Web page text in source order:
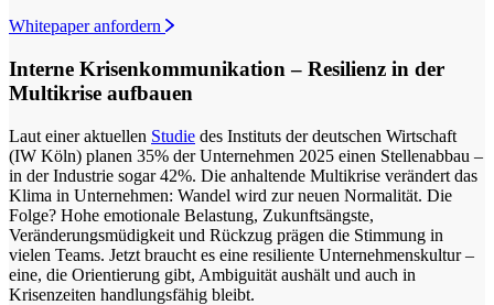
Whitepaper anfordern
Interne Krisenkommunikation – Resilienz in der
Multikrise aufbauen
Laut einer aktuellen Studie des Instituts der deutschen Wirtschaft
(IW Köln) planen 35% der Unternehmen 2025 einen Stellenabbau –
in der Industrie sogar 42%. Die anhaltende Multikrise verändert das
Klima in Unternehmen: Wandel wird zur neuen Normalität. Die
Folge? Hohe emotionale Belastung, Zukunftsängste,
Veränderungsmüdigkeit und Rückzug prägen die Stimmung in
vielen Teams. Jetzt braucht es eine resiliente Unternehmenskultur –
eine, die Orientierung gibt, Ambiguität aushält und auch in
Krisenzeiten handlungsfähig bleibt.